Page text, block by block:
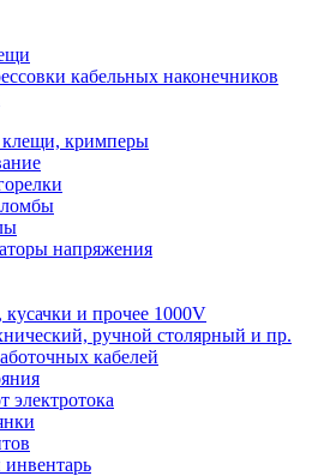
кабельных наконечников
кримперы
напряжения
и прочее 1000V
ручной столярный и пр.
кабелей
электротока